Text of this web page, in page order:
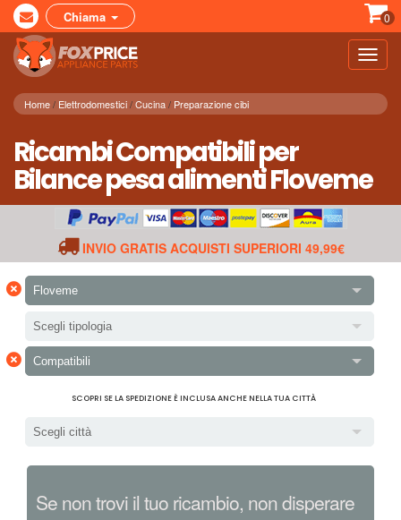
Chiama 0
Home Elettrodomestici Cucina Preparazione cibi
Ricambi Compatibili per
Bilance pesa alimenti Floveme
INVIO GRATIS ACQUISTI SUPERIORI 49,99€
× Floveme
Scegli tipologia
× Compatibili
SCOPRI SE LA SPEDIZIONE È INCLUSA ANCHE NELLA TUA CITTÀ
Scegli città
Se non trovi il tuo ricambio, non disperare